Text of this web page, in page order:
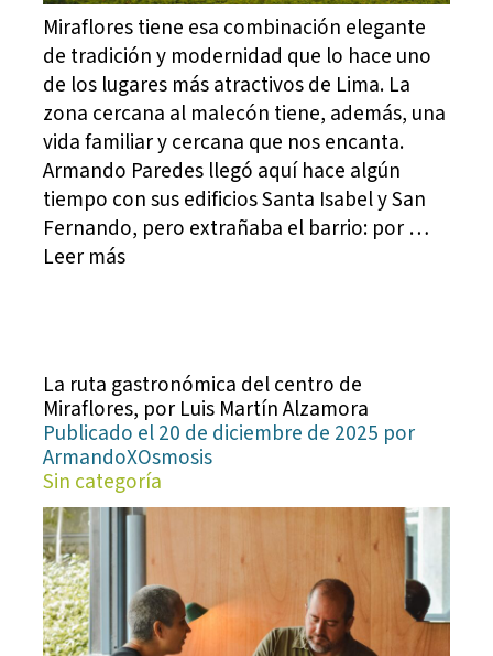
Miraflores tiene esa combinación elegante
de tradición y modernidad que lo hace uno
de los lugares más atractivos de Lima. La
zona cercana al malecón tiene, además, una
vida familiar y cercana que nos encanta.
Armando Paredes llegó aquí hace algún
tiempo con sus edificios Santa Isabel y San
Fernando, pero extrañaba el barrio: por …
Leer más
La ruta gastronómica del centro de
Miraflores, por Luis Martín Alzamora
Publicado el 20 de diciembre de 2025 por
ArmandoXOsmosis
Sin categoría